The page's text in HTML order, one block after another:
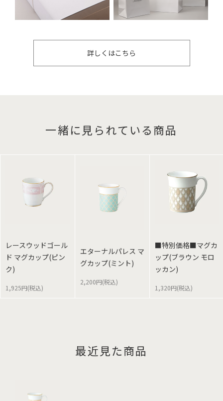
詳しくはこちら
一緒に見られている商品
レースウッドゴール
ド マグカップ(ピン
ク)
1,925円(税込)
エターナルパレス マ
グカップ(ミント)
2,200円(税込)
■特別価格■マグカ
ップ(ブラウン モロ
ッカン)
1,320円(税込)
最近見た商品